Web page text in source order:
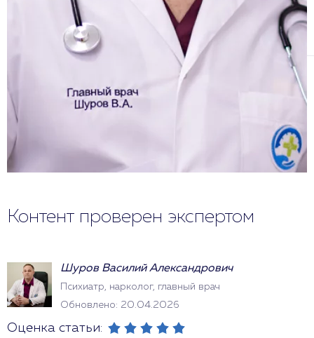
Контент проверен экспертом
Шуров Василий Александрович
Психиатр, нарколог, главный врач
Обновлено: 20.04.2026
Оценка статьи: